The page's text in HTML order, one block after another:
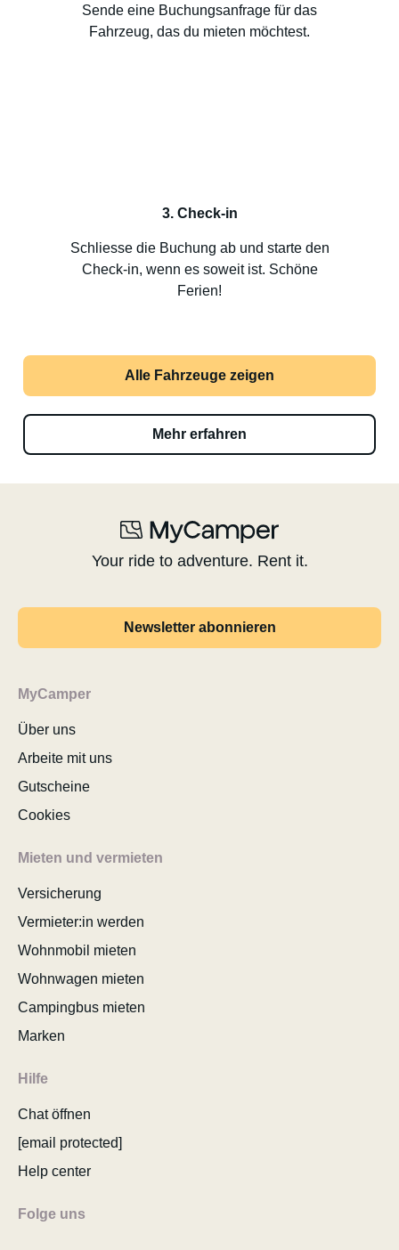
Sende eine Buchungsanfrage für das
Fahrzeug, das du mieten möchtest.
3. Check-in
Schliesse die Buchung ab und starte den
Check-in, wenn es soweit ist. Schöne
Ferien!
Alle Fahrzeuge zeigen
Mehr erfahren
Your ride to adventure. Rent it.
Newsletter abonnieren
MyCamper
Über uns
Arbeite mit uns
Gutscheine
Cookies
Mieten und vermieten
Versicherung
Vermieter:in werden
Wohnmobil mieten
Wohnwagen mieten
Campingbus mieten
Marken
Hilfe
Chat öffnen
[email protected]
Help center
Folge uns